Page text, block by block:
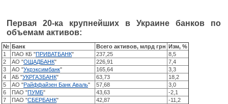
Первая 20-ка крупнейших в Украине банков по
объемам активов:
№ Банк Всего активов, млрд грн
Изм, %
1
ПАО КБ "ПРИВАТБАНК" 237,25
8,5
2
АО "ОЩАДБАНК" 226,91
7,4
3
АО "Укрэксимбанк" 165,64
3,3
4
АБ "УКРГАЗБАНК" 63,73
18,2
5
АО "Райффайзен Банк Аваль" 57,68
3,0
6
ПАО "ПУМБ" 43,63
-2,1
7
ПАО "СБЕРБАНК" 42,87
-11,2